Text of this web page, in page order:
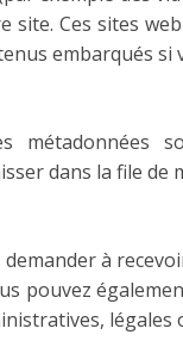
Ces sites
embarqués
dans la file de
à
pouvez